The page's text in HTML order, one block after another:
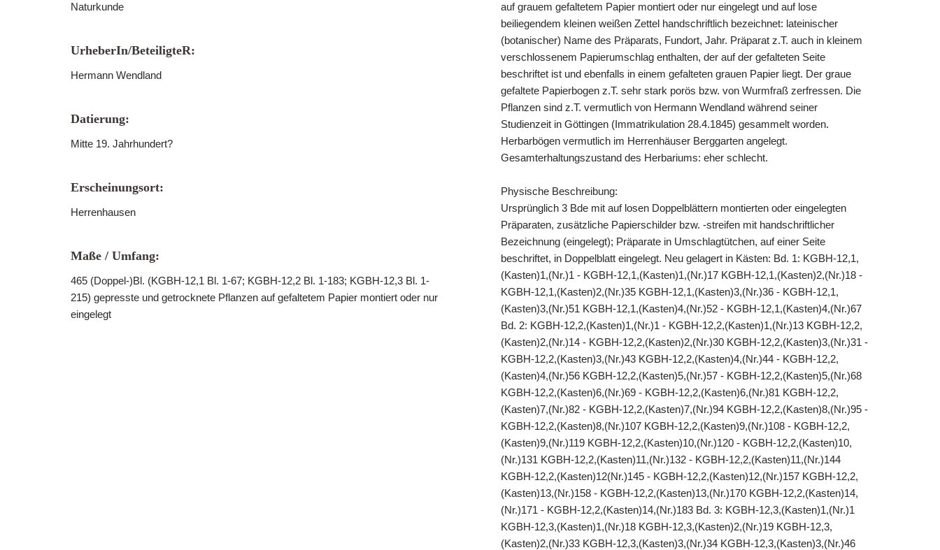
Naturkunde
UrheberIn/BeteiligteR:
Hermann Wendland
Datierung:
Mitte 19. Jahrhundert?
Erscheinungsort:
Herrenhausen
Maße / Umfang:
465 (Doppel-)Bl. (KGBH-12,1 Bl. 1-67; KGBH-12,2 Bl. 1-183; KGBH-12,3 Bl. 1-
215) gepresste und getrocknete Pflanzen auf gefaltetem Papier montiert oder nur
eingelegt
auf grauem gefaltetem Papier montiert oder nur eingelegt und auf lose
beiliegendem kleinen weißen Zettel handschriftlich bezeichnet: lateinischer
(botanischer) Name des Präparats, Fundort, Jahr. Präparat z.T. auch in kleinem
verschlossenem Papierumschlag enthalten, der auf der gefalteten Seite
beschriftet ist und ebenfalls in einem gefalteten grauen Papier liegt. Der graue
gefaltete Papierbogen z.T. sehr stark porös bzw. von Wurmfraß zerfressen. Die
Pflanzen sind z.T. vermutlich von Hermann Wendland während seiner
Studienzeit in Göttingen (Immatrikulation 28.4.1845) gesammelt worden.
Herbarbögen vermutlich im Herrenhäuser Berggarten angelegt.
Gesamterhaltungszustand des Herbariums: eher schlecht.
Physische Beschreibung:
Ursprünglich 3 Bde mit auf losen Doppelblättern montierten oder eingelegten
Präparaten, zusätzliche Papierschilder bzw. -streifen mit handschriftlicher
Bezeichnung (eingelegt); Präparate in Umschlagtütchen, auf einer Seite
beschriftet, in Doppelblatt eingelegt. Neu gelagert in Kästen: Bd. 1: KGBH-12,1,
(Kasten)1,(Nr.)1 - KGBH-12,1,(Kasten)1,(Nr.)17 KGBH-12,1,(Kasten)2,(Nr.)18 -
KGBH-12,1,(Kasten)2,(Nr.)35 KGBH-12,1,(Kasten)3,(Nr.)36 - KGBH-12,1,
(Kasten)3,(Nr.)51 KGBH-12,1,(Kasten)4,(Nr.)52 - KGBH-12,1,(Kasten)4,(Nr.)67
Bd. 2: KGBH-12,2,(Kasten)1,(Nr.)1 - KGBH-12,2,(Kasten)1,(Nr.)13 KGBH-12,2,
(Kasten)2,(Nr.)14 - KGBH-12,2,(Kasten)2,(Nr.)30 KGBH-12,2,(Kasten)3,(Nr.)31 -
KGBH-12,2,(Kasten)3,(Nr.)43 KGBH-12,2,(Kasten)4,(Nr.)44 - KGBH-12,2,
(Kasten)4,(Nr.)56 KGBH-12,2,(Kasten)5,(Nr.)57 - KGBH-12,2,(Kasten)5,(Nr.)68
KGBH-12,2,(Kasten)6,(Nr.)69 - KGBH-12,2,(Kasten)6,(Nr.)81 KGBH-12,2,
(Kasten)7,(Nr.)82 - KGBH-12,2,(Kasten)7,(Nr.)94 KGBH-12,2,(Kasten)8,(Nr.)95 -
KGBH-12,2,(Kasten)8,(Nr.)107 KGBH-12,2,(Kasten)9,(Nr.)108 - KGBH-12,2,
(Kasten)9,(Nr.)119 KGBH-12,2,(Kasten)10,(Nr.)120 - KGBH-12,2,(Kasten)10,
(Nr.)131 KGBH-12,2,(Kasten)11,(Nr.)132 - KGBH-12,2,(Kasten)11,(Nr.)144
KGBH-12,2,(Kasten)12(Nr.)145 - KGBH-12,2,(Kasten)12,(Nr.)157 KGBH-12,2,
(Kasten)13,(Nr.)158 - KGBH-12,2,(Kasten)13,(Nr.)170 KGBH-12,2,(Kasten)14,
(Nr.)171 - KGBH-12,2,(Kasten)14,(Nr.)183 Bd. 3: KGBH-12,3,(Kasten)1,(Nr.)1
KGBH-12,3,(Kasten)1,(Nr.)18 KGBH-12,3,(Kasten)2,(Nr.)19 KGBH-12,3,
(Kasten)2,(Nr.)33 KGBH-12,3,(Kasten)3,(Nr.)34 KGBH-12,3,(Kasten)3,(Nr.)46